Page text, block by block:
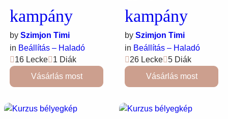
kampány
by Szimjon Timi
in Beállítás – Haladó
16 Lecke
1 Diák
Vásárlás most
kampány
by Szimjon Timi
in Beállítás – Haladó
26 Lecke
5 Diák
Vásárlás most